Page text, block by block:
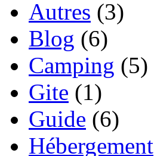
Autres (3)
Blog (6)
Camping (5)
Gite (1)
Guide (6)
Hébergement